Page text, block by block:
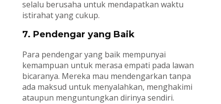
selalu berusaha untuk mendapatkan waktu
istirahat yang cukup.
7. Pendengar yang Baik
Para pendengar yang baik mempunyai
kemampuan untuk merasa empati pada lawan
bicaranya. Mereka mau mendengarkan tanpa
ada maksud untuk menyalahkan, menghakimi
ataupun menguntungkan dirinya sendiri.